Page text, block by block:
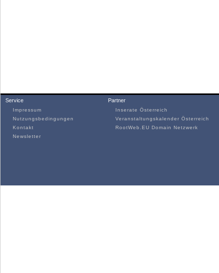
Service
Impressum
Nutzungsbedingungen
Kontakt
Newsletter
Partner
Inserate Österreich
Veranstaltungskalender Österreich
RootWeb.EU Domain Netzwerk